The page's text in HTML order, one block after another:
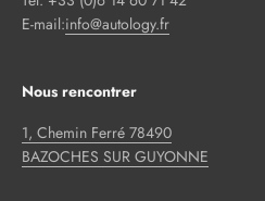
E-mail:info@autology.fr
Nous rencontrer
1, Chemin Ferré 78490
BAZOCHES SUR GUYONNE